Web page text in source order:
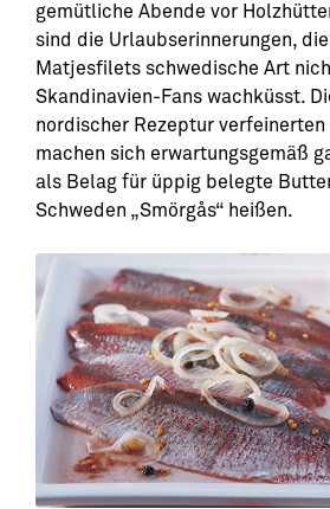
gemütliche Abende vor
sind die Urlaubserinnerungen,
Matjesfilets schwedische Art
Skandinavien-Fans wachküsst.
nordischer Rezeptur
machen sich erwartungsgemäß
als Belag für üppig belegte
Schweden „Smörgås“ heißen.